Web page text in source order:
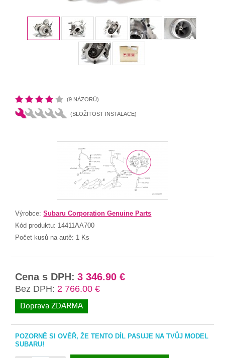
(9 NÁZORŮ)
(SLOŽITOST INSTALACE)
Výrobce:Subaru Corporation Genuine Parts
Kód produktu: 14411AA700
Počet kusů na autě: 1 Ks
Cena s DPH: 3 346.90 €
Bez DPH: 2 766.00 €
Doprava ZDARMA
POZORNĚ SI OVĚŘ, ŽE TENTO DÍL PASUJE NA TVŮJ MODEL
SUBARU!